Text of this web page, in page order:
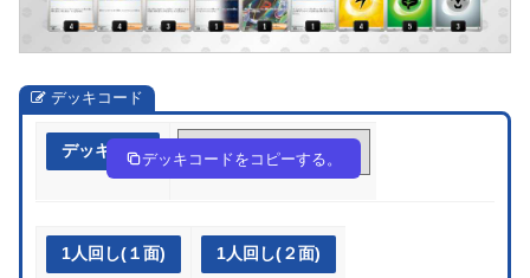
デッキコード
デッキ作成 xcYxDG-ozK7UN-Dxx88Y
デッキコードをコピーする。
1人回し(１面) 1人回し(２面)